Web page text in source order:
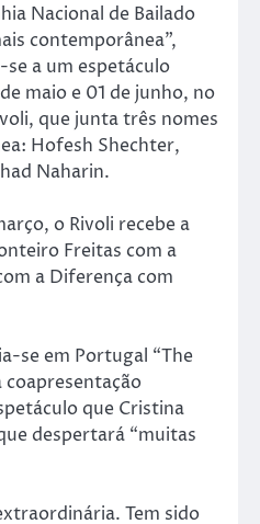
Nacional de Bailado
contemporânea”,
a um espetáculo
maio e 01 de junho, no
que junta três nomes
Hofesh Shechter,
Naharin.
o Rivoli recebe a
Freitas com a
a Diferença com
se em Portugal “The
coapresentação
que Cristina
despertará “muitas
Tem sido